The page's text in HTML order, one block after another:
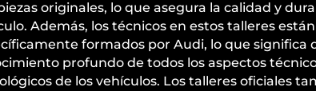
originales, lo que asegura la calidad y
Además, los técnicos en estos talleres están
formados por Audi, lo que significa
profundo de todos los aspectos
de los vehículos. Los talleres oficiales